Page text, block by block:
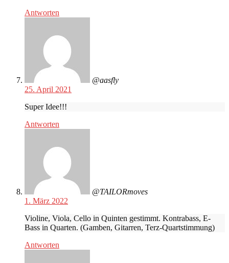
Antworten
@aasfly
25. April 2021
Super Idee!!!
Antworten
@TAILORmoves
1. März 2022
Violine, Viola, Cello in Quinten gestimmt. Kontrabass, E-
Bass in Quarten. (Gamben, Gitarren, Terz-Quartstimmung)
Antworten